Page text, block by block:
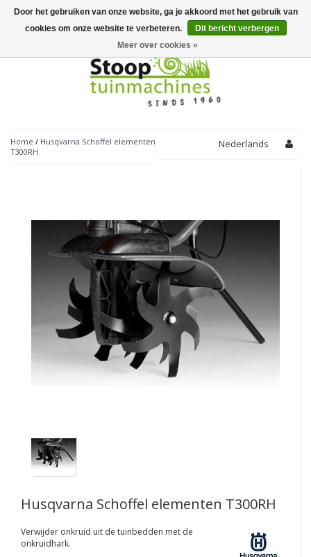
Toggle
navigation
Home / Husqvarna Schoffel elementen
T300RH
Nederlands
Husqvarna Schoffel elementen T300RH
Verwijder onkruid uit de tuinbedden met de
onkruidhark.
Door het gebruiken van onze website, ga je akkoord met het gebruik van
cookies om onze website te verbeteren.
Dit bericht verbergen
Meer over cookies »